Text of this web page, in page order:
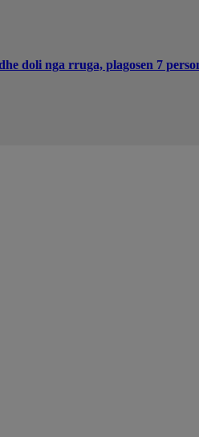
doli nga rruga, plagosen 7